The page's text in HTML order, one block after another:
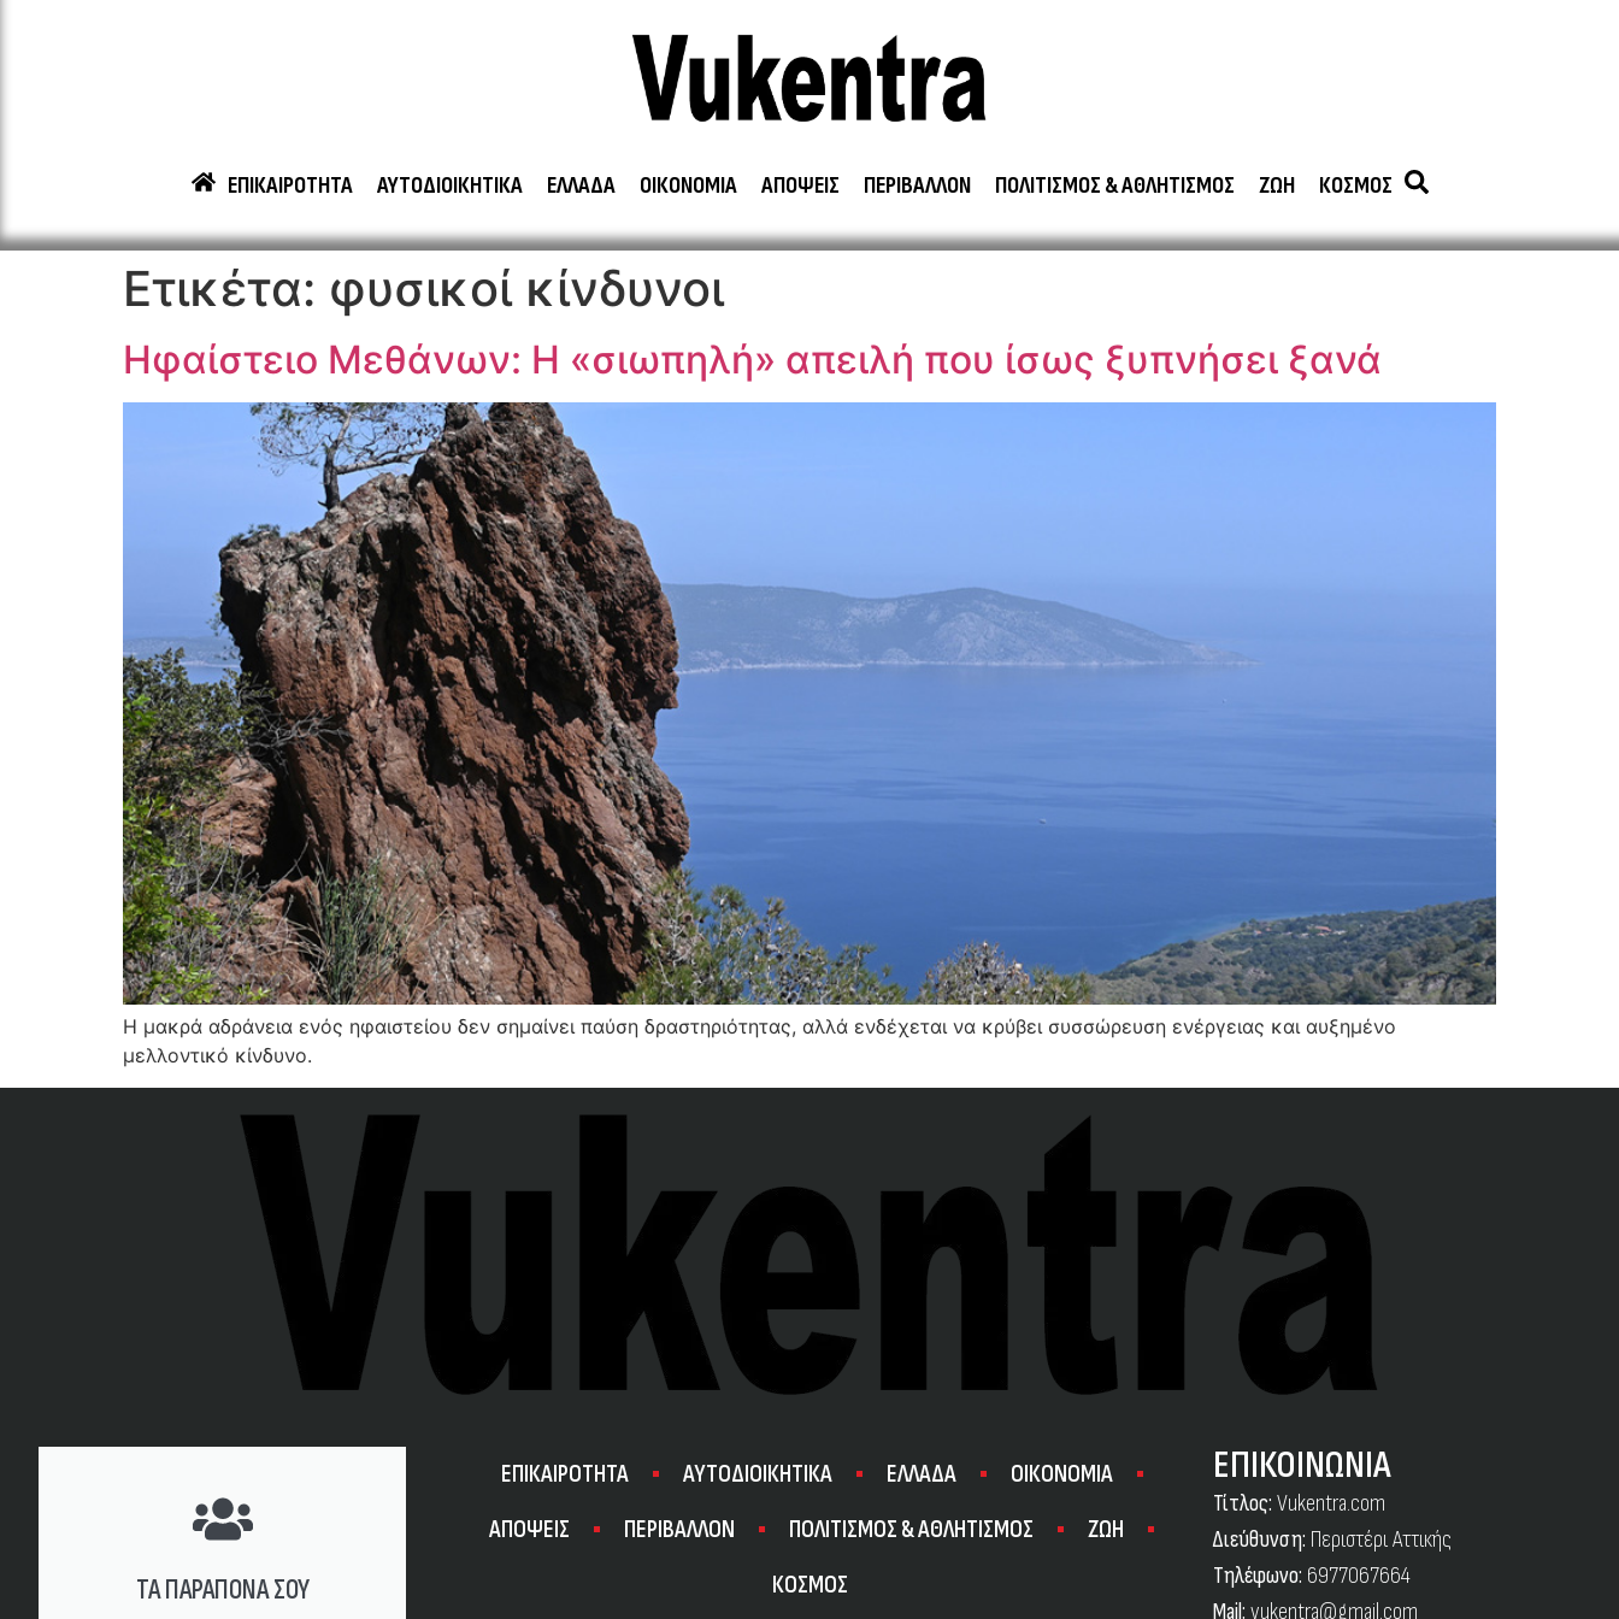
ΕΠΙΚΑΙΡΟΤΗΤΑ ΑΥΤΟΔΙΟΙΚΗΤΙΚΑ ΕΛΛΑΔΑ ΟΙΚΟΝΟΜΙΑ ΑΠΟΨΕΙΣ ΠΕΡΙΒΑΛΛΟΝ ΠΟΛΙΤΙΣΜΟΣ & ΑΘΛΗΤΙΣΜΟΣ ΖΩΗ ΚΟΣΜΟΣ
Ετικέτα: φυσικοί κίνδυνοι
Ηφαίστειο Μεθάνων: Η «σιωπηλή» απειλή που ίσως ξυπνήσει ξανά
Η μακρά αδράνεια ενός ηφαιστείου δεν σημαίνει παύση δραστηριότητας, αλλά ενδέχεται να κρύβει συσσώρευση ενέργειας και αυξημένο
μελλοντικό κίνδυνο.
ΤΑ ΠΑΡΑΠΟΝΑ ΣΟΥ
ΕΠΙΚΑΙΡΟΤΗΤΑ ΑΥΤΟΔΙΟΙΚΗΤΙΚΑ ΕΛΛΑΔΑ
ΟΙΚΟΝΟΜΙΑ
ΑΠΟΨΕΙΣ
ΠΕΡΙΒΑΛΛΟΝ ΠΟΛΙΤΙΣΜΟΣ & ΑΘΛΗΤΙΣΜΟΣ
ΖΩΗ
ΚΟΣΜΟΣ
ΕΠΙΚΟΙΝΩΝΙΑ
Τίτλος: Vukentra.com
Διεύθυνση: Περιστέρι Αττικής
Τηλέφωνο: 6977067664
Mail: vukentra@gmail.com